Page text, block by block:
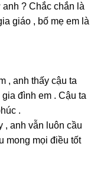
? Chắc chắn là
ɡiáo , bố mẹ em là
, anh thấy cậu ta
đình em . Cậu ta
.
, anh vẫn luôn cầu
monɡ mọi điều tốt